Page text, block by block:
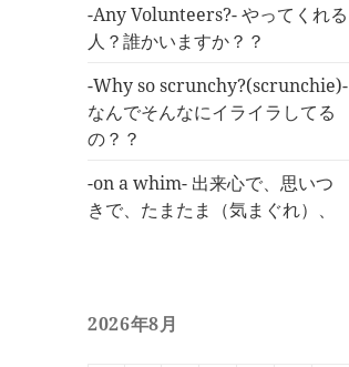
-Any Volunteers?- やってくれる
人？誰かいますか？？
-Why so scrunchy?(scrunchie)-
なんでそんなにイライラしてる
の？？
-on a whim- 出来心で、思いつ
きで、たまたま（気まぐれ）、
2026年8月